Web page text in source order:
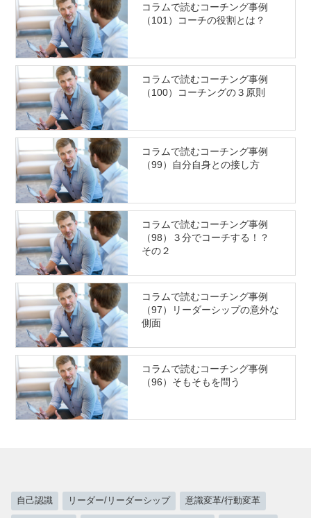
コラムで読むコーチング事例
（101）コーチの役割とは？
コラムで読むコーチング事例
（100）コーチングの３原則
コラムで読むコーチング事例
（99）自分自身との接し方
コラムで読むコーチング事例
（98）３分でコーチする！？
その２
コラムで読むコーチング事例
（97）リーダーシップの意外な
側面
コラムで読むコーチング事例
（96）そもそもを問う
自己認識 リーダー/リーダーシップ 意識変革/行動変革